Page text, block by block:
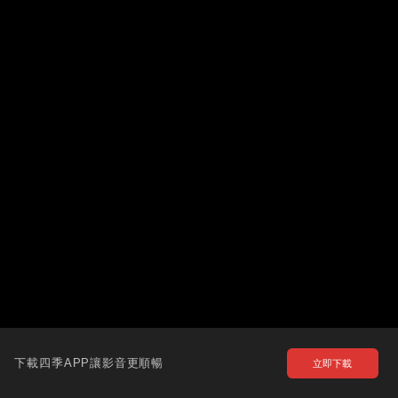
下載四季APP讓影音更順暢 立即下載